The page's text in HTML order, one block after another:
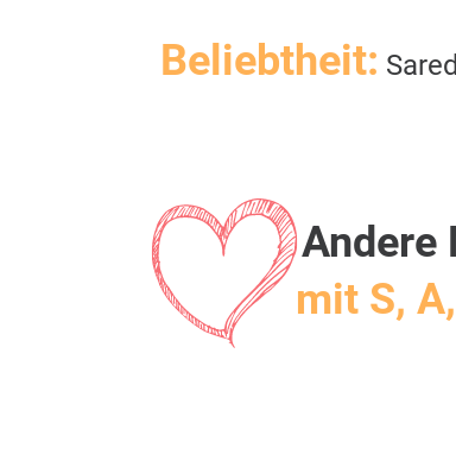
Beliebtheit:
Andere
mit S,